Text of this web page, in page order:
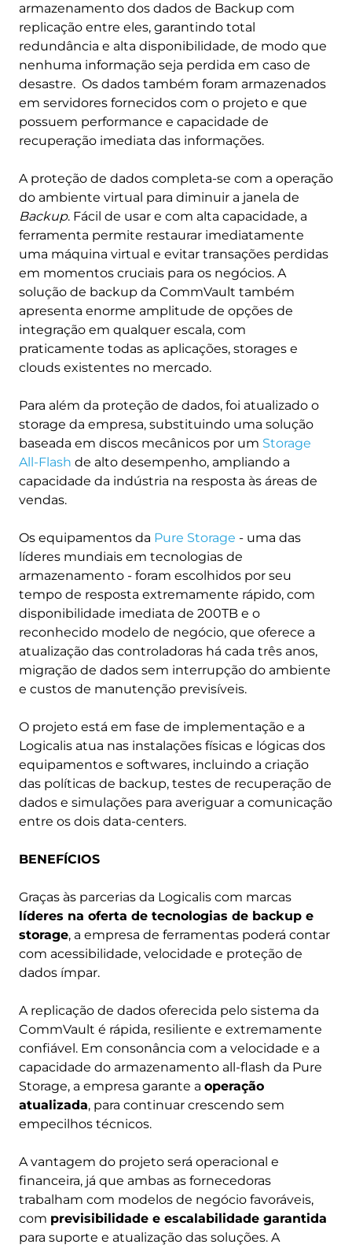
armazenamento dos dados de Backup com
replicação entre eles, garantindo total
redundância e alta disponibilidade, de modo que
nenhuma informação seja perdida em caso de
desastre. Os dados também foram armazenados
em servidores fornecidos com o projeto e que
possuem performance e capacidade de
recuperação imediata das informações.
A proteção de dados completa-se com a operação
do ambiente virtual para diminuir a janela de
Backup. Fácil de usar e com alta capacidade, a
ferramenta permite restaurar imediatamente
uma máquina virtual e evitar transações perdidas
em momentos cruciais para os negócios. A
solução de backup da CommVault também
apresenta enorme amplitude de opções de
integração em qualquer escala, com
praticamente todas as aplicações, storages e
clouds existentes no mercado.
Para além da proteção de dados, foi atualizado o
storage da empresa, substituindo uma solução
baseada em discos mecânicos por um Storage
All-Flash de alto desempenho, ampliando a
capacidade da indústria na resposta às áreas de
vendas.
Os equipamentos da Pure Storage - uma das
líderes mundiais em tecnologias de
armazenamento - foram escolhidos por seu
tempo de resposta extremamente rápido, com
disponibilidade imediata de 200TB e o
reconhecido modelo de negócio, que oferece a
atualização das controladoras há cada três anos,
migração de dados sem interrupção do ambiente
e custos de manutenção previsíveis.
O projeto está em fase de implementação e a
Logicalis atua nas instalações físicas e lógicas dos
equipamentos e softwares, incluindo a criação
das políticas de backup, testes de recuperação de
dados e simulações para averiguar a comunicação
entre os dois data-centers.
BENEFÍCIOS
Graças às parcerias da Logicalis com marcas
líderes na oferta de tecnologias de backup e
storage, a empresa de ferramentas poderá contar
com acessibilidade, velocidade e proteção de
dados ímpar.
A replicação de dados oferecida pelo sistema da
CommVault é rápida, resiliente e extremamente
confiável. Em consonância com a velocidade e a
capacidade do armazenamento all-flash da Pure
Storage, a empresa garante a operação
atualizada, para continuar crescendo sem
empecilhos técnicos.
A vantagem do projeto será operacional e
financeira, já que ambas as fornecedoras
trabalham com modelos de negócio favoráveis,
com previsibilidade e escalabilidade garantida
para suporte e atualização das soluções. A